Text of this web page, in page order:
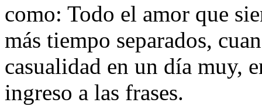
como: Todo el amor que
más tiempo separados,
casualidad en un día muy,
ingreso a las frases.